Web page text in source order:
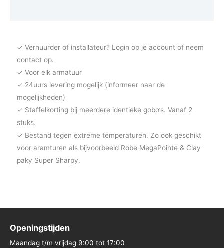
✓ Verhuurder of installateur? Login op je account of neem
contact op.
✓ Voor elk armatuur
✓ 24uurs levering mogelijk (informeer naar de
mogelijkheden)
✓ Staffelkorting bij meerdere identieke gobo’s. Vanaf 2
stuks.
✓ Bestand tegen extreme temperaturen. Zo ook geschikt
voor aramturen als bijvoorbeeld Robe MegaPointe & Clay
paky Super Sharpy.
Openingstijden
Maandag t/m vrijdag 9:00 tot 17:00